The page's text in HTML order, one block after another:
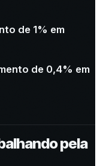
de 1% em
de 0,4% em
pela